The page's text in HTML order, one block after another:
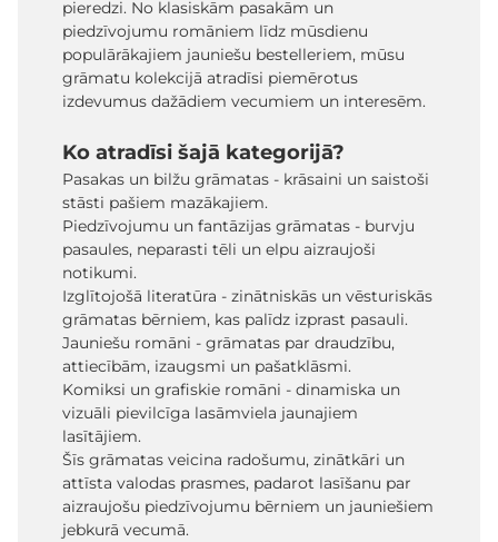
pieredzi. No klasiskām pasakām un
piedzīvojumu romāniem līdz mūsdienu
populārākajiem jauniešu bestelleriem, mūsu
grāmatu kolekcijā atradīsi piemērotus
izdevumus dažādiem vecumiem un interesēm.
Ko atradīsi šajā kategorijā?
Pasakas un bilžu grāmatas - krāsaini un saistoši
stāsti pašiem mazākajiem.
Piedzīvojumu un fantāzijas grāmatas - burvju
pasaules, neparasti tēli un elpu aizraujoši
notikumi.
Izglītojošā literatūra - zinātniskās un vēsturiskās
grāmatas bērniem, kas palīdz izprast pasauli.
Jauniešu romāni - grāmatas par draudzību,
attiecībām, izaugsmi un pašatklāsmi.
Komiksi un grafiskie romāni - dinamiska un
vizuāli pievilcīga lasāmviela jaunajiem
lasītājiem.
Šīs grāmatas veicina radošumu, zinātkāri un
attīsta valodas prasmes, padarot lasīšanu par
aizraujošu piedzīvojumu bērniem un jauniešiem
jebkurā vecumā.